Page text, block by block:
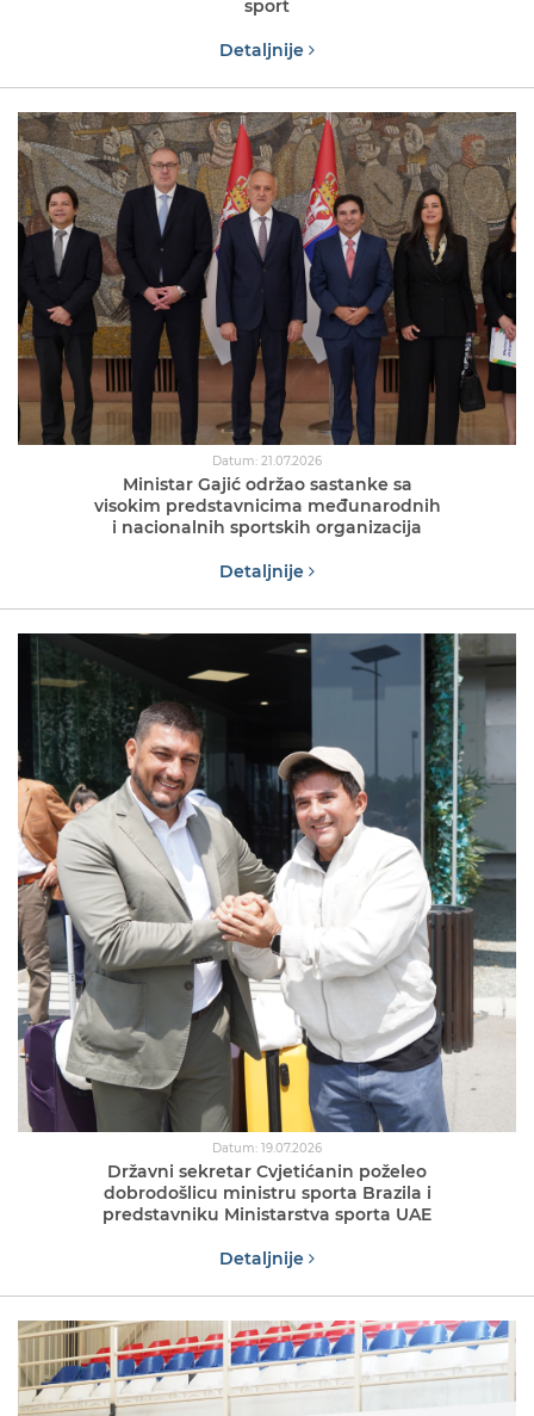
sport
Detaljnije
Datum: 21.07.2026
Ministar Gajić održao sastanke sa
visokim predstavnicima međunarodnih
i nacionalnih sportskih organizacija
Detaljnije
Datum: 19.07.2026
Državni sekretar Cvjetićanin poželeo
dobrodošlicu ministru sporta Brazila i
predstavniku Ministarstva sporta UAE
Detaljnije